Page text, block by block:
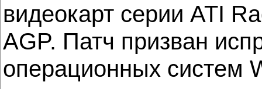
видеокарт серии ATI
AGP. Патч призван
операционных систем